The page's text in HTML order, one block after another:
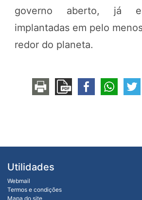
governo aberto, já
implantadas em pelo
redor do planeta.
Utilidades
Webmail
Termos e condições
Mapa do site